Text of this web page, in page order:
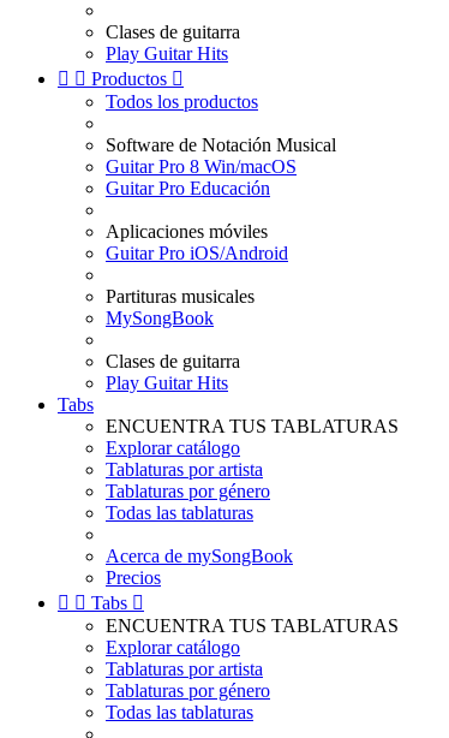
Clases de guitarra
Play Guitar Hits
  Productos 
Todos los productos
Software de Notación Musical
Guitar Pro 8 Win/macOS
Guitar Pro Educación
Aplicaciones móviles
Guitar Pro iOS/Android
Partituras musicales
MySongBook
Clases de guitarra
Play Guitar Hits
Tabs
ENCUENTRA TUS TABLATURAS
Explorar catálogo
Tablaturas por artista
Tablaturas por género
Todas las tablaturas
Acerca de mySongBook
Precios
  Tabs 
ENCUENTRA TUS TABLATURAS
Explorar catálogo
Tablaturas por artista
Tablaturas por género
Todas las tablaturas